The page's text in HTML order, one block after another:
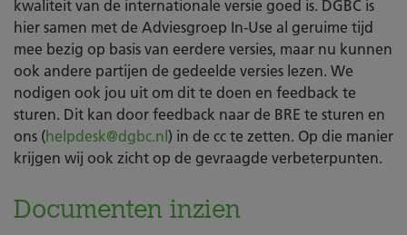
kwaliteit van de internationale versie goed is. DGBC is
hier samen met de Adviesgroep In-Use al geruime tijd
mee bezig op basis van eerdere versies, maar nu kunnen
ook andere partijen de gedeelde versies lezen. We
nodigen ook jou uit om dit te doen en feedback te
sturen. Dit kan door feedback naar de BRE te sturen en
ons (helpdesk@dgbc.nl ) in de cc te zetten. Op die manier
krijgen wij ook zicht op de gevraagde verbeterpunten.
Documenten inzien